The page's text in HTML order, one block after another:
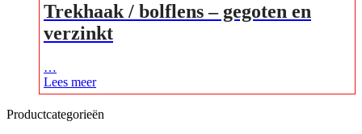
Trekhaak / bolflens – gegoten en
verzinkt
…
Lees meer
Productcategorieën